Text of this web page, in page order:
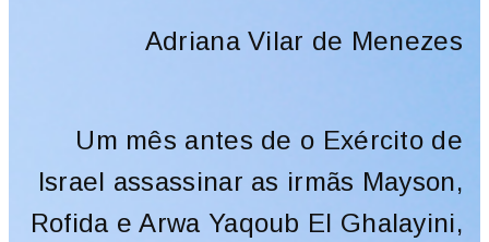
Adriana Vilar de Menezes
Um mês antes de o Exército de
Israel assassinar as irmãs Mayson,
Rofida e Arwa Yaqoub El Ghalayini,